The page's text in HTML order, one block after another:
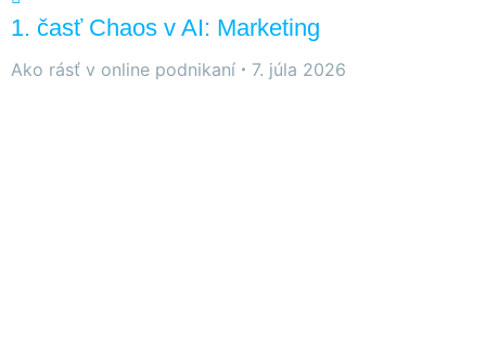
1. časť Chaos v AI: Marketing
Ako rásť v online podnikaní 7. júla 2026